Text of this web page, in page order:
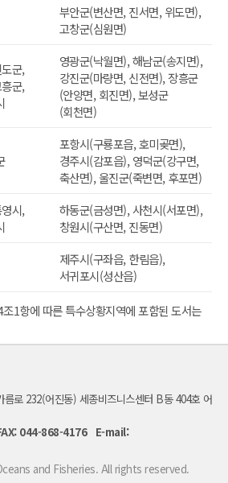
부안군(변산면, 진서면, 위도면),
고창군(심원면)
군,
군,
영광군(낙월면), 해남군(송지면),
강진군(마량면, 신전면), 장흥군
(안양면, 회진면), 보성군
(회천면)
포항시(구룡포읍, 호미곶면),
경주시(감포읍), 영덕군(강구면,
축산면), 울진군(죽변면, 후포면)
시,
하동군(금성면), 사천시(서포면),
창원시(구산면, 진동면)
제주시(구좌읍, 한림읍),
서귀포시(성산읍)
1항에 따른 특수상황지역에 포함된 도서는
름로 232(어진동) 세종비즈니스센터 B동 404호 어
044-868-4176 E-mail:
and Fisheries. All rights reserved.